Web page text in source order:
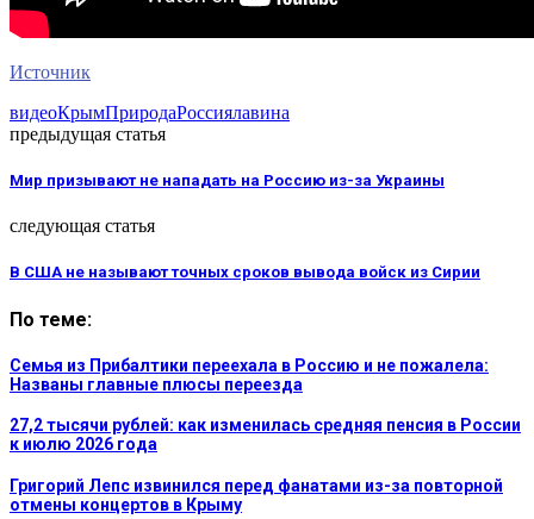
Источник
видеоКрымПриродаРоссиялавина
предыдущая статья
Мир призывают не нападать на Россию из-за Украины
следующая статья
В США не называют точных сроков вывода войск из Сирии
По теме:
Семья из Прибалтики переехала в Россию и не пожалела:
Названы главные плюсы переезда
27,2 тысячи рублей: как изменилась средняя пенсия в России
к июлю 2026 года
Григорий Лепс извинился перед фанатами из-за повторной
отмены концертов в Крыму